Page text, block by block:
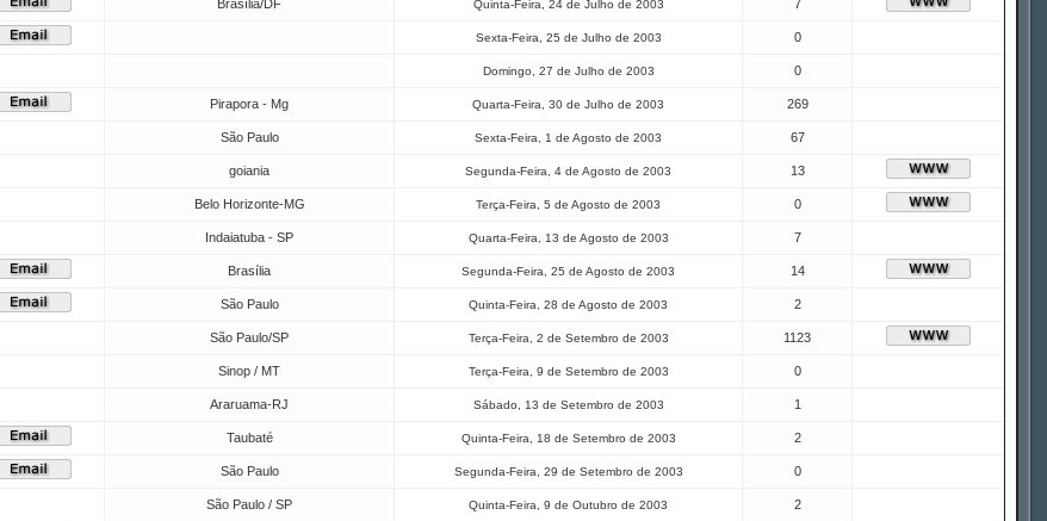
Brasília/DF Quinta-Feira, 24 de Julho de 2003 7
Sexta-Feira, 25 de Julho de 2003 0
Domingo, 27 de Julho de 2003 0
Pirapora - Mg Quarta-Feira, 30 de Julho de 2003 269
São Paulo Sexta-Feira, 1 de Agosto de 2003 67
goiania Segunda-Feira, 4 de Agosto de 2003 13
Belo Horizonte-MG Terça-Feira, 5 de Agosto de 2003 0
Indaiatuba - SP Quarta-Feira, 13 de Agosto de 2003 7
Brasília Segunda-Feira, 25 de Agosto de 2003 14
São Paulo Quinta-Feira, 28 de Agosto de 2003 2
São Paulo/SP Terça-Feira, 2 de Setembro de 2003 1123
Sinop / MT Terça-Feira, 9 de Setembro de 2003 0
Araruama-RJ Sábado, 13 de Setembro de 2003 1
Taubaté Quinta-Feira, 18 de Setembro de 2003 2
São Paulo Segunda-Feira, 29 de Setembro de 2003 0
São Paulo / SP Quinta-Feira, 9 de Outubro de 2003 2